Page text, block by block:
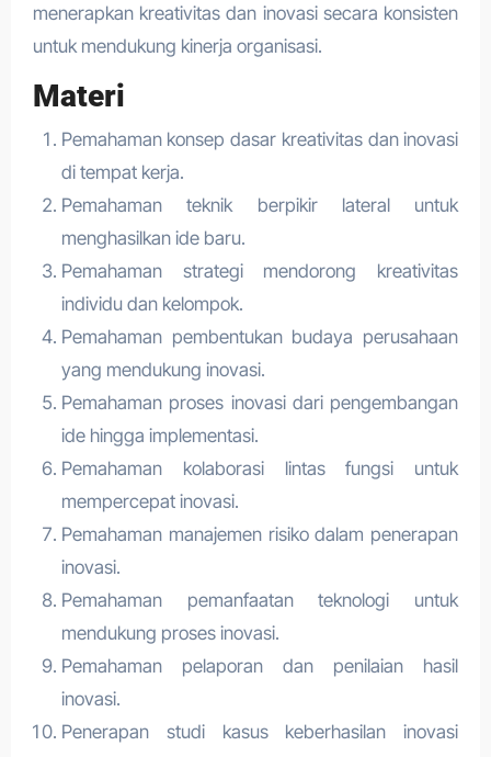
menerapkan kreativitas dan inovasi secara konsisten
untuk mendukung kinerja organisasi.
Materi
Pemahaman konsep dasar kreativitas dan inovasi
di tempat kerja.
Pemahaman teknik berpikir lateral untuk
menghasilkan ide baru.
Pemahaman strategi mendorong kreativitas
individu dan kelompok.
Pemahaman pembentukan budaya perusahaan
yang mendukung inovasi.
Pemahaman proses inovasi dari pengembangan
ide hingga implementasi.
Pemahaman kolaborasi lintas fungsi untuk
mempercepat inovasi.
Pemahaman manajemen risiko dalam penerapan
inovasi.
Pemahaman pemanfaatan teknologi untuk
mendukung proses inovasi.
Pemahaman pelaporan dan penilaian hasil
inovasi.
Penerapan studi kasus keberhasilan inovasi